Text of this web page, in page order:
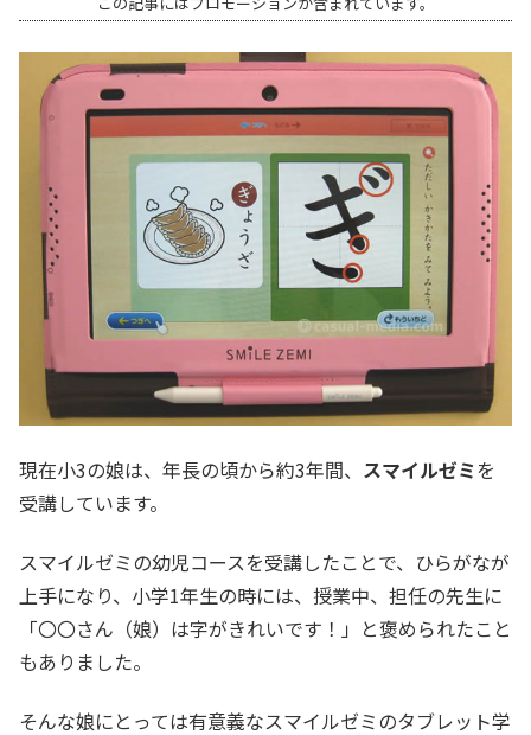
現在小3の娘は、年長の頃から約3年間、 スマイルゼミを
受講しています。
スマイルゼミの幼児コースを受講したことで、ひらがなが
上手になり、小学1年生の時には、授業中、担任の先生に
「〇〇さん（娘）は字がきれいです！」と褒められたこと
もありました。
そんな娘にとっては有意義なスマイルゼミのタブレット学